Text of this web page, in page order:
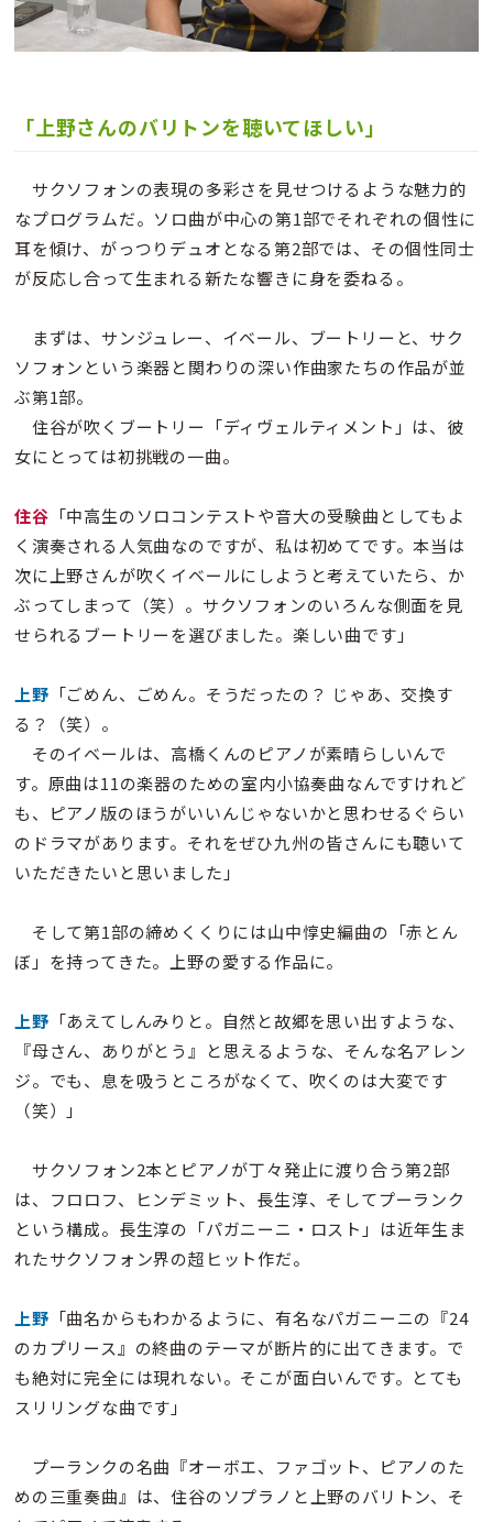
「上野さんのバリトンを聴いてほしい」
サクソフォンの表現の多彩さを見せつけるような魅力的
なプログラムだ。ソロ曲が中心の第1部でそれぞれの個性に
耳を傾け、がっつりデュオとなる第2部では、その個性同士
が反応し合って生まれる新たな響きに身を委ねる。
まずは、サンジュレー、イベール、ブートリーと、サク
ソフォンという楽器と関わりの深い作曲家たちの作品が並
ぶ第1部。
住谷が吹くブートリー「ディヴェルティメント」は、彼
女にとっては初挑戦の一曲。
住谷 「中高生のソロコンテストや音大の受験曲としてもよ
く演奏される人気曲なのですが、私は初めてです。本当は
次に上野さんが吹くイベールにしようと考えていたら、か
ぶってしまって（笑）。サクソフォンのいろんな側面を見
せられるブートリーを選びました。楽しい曲です」
上野 「ごめん、ごめん。そうだったの？ じゃあ、交換す
る？（笑）。
そのイベールは、高橋くんのピアノが素晴らしいんで
す。原曲は11の楽器のための室内小協奏曲なんですけれど
も、ピアノ版のほうがいいんじゃないかと思わせるぐらい
のドラマがあります。それをぜひ九州の皆さんにも聴いて
いただきたいと思いました」
そして第1部の締めくくりには山中惇史編曲の「赤とん
ぼ」を持ってきた。上野の愛する作品に。
上野 「あえてしんみりと。自然と故郷を思い出すような、
『母さん、ありがとう』と思えるような、そんな名アレン
ジ。でも、息を吸うところがなくて、吹くのは大変です
（笑）」
サクソフォン2本とピアノが丁々発止に渡り合う第2部
は、フロロフ、ヒンデミット、長生淳、そしてプーランク
という構成。長生淳の「パガニーニ・ロスト」は近年生ま
れたサクソフォン界の超ヒット作だ。
上野 「曲名からもわかるように、有名なパガニーニの『24
のカプリース』の終曲のテーマが断片的に出てきます。で
も絶対に完全には現れない。そこが面白いんです。とても
スリリングな曲です」
プーランクの名曲『オーボエ、ファゴット、ピアノのた
めの三重奏曲』は、住谷のソプラノと上野のバリトン、そ